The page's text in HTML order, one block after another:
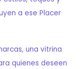
a ese Placer
una vitrina
quienes deseen